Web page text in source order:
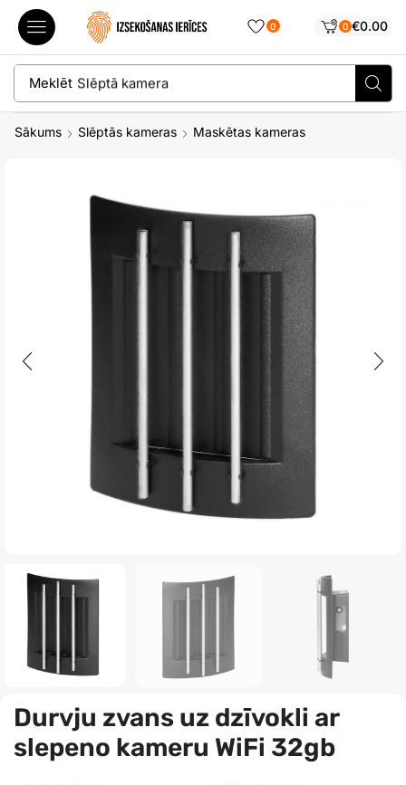
0 0 €0.00
Meklēt Slēptā kamera
Sākums Slēptās kameras Maskētas kameras
Durvju zvans uz dzīvokli ar
slepeno kameru WiFi 32gb